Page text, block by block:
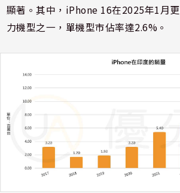
顯著。其中，iPhone 16在2025年1月
力機型之一，單機型市佔率達2.6%。